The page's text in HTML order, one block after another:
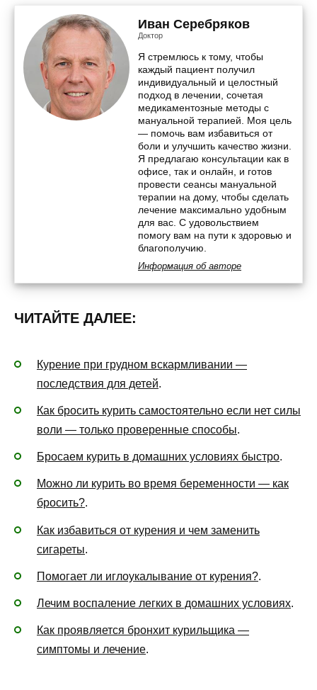
Иван Серебряков
Доктор
Я стремлюсь к тому, чтобы
каждый пациент получил
индивидуальный и целостный
подход в лечении, сочетая
медикаментозные методы с
мануальной терапией. Моя цель
— помочь вам избавиться от
боли и улучшить качество жизни.
Я предлагаю консультации как в
офисе, так и онлайн, и готов
провести сеансы мануальной
терапии на дому, чтобы сделать
лечение максимально удобным
для вас. С удовольствием
помогу вам на пути к здоровью и
благополучию.
Информация об авторе
ЧИТАЙТЕ ДАЛЕЕ:
Курение при грудном вскармливании —
последствия для детей.
Как бросить курить самостоятельно если нет силы
воли — только проверенные способы.
Бросаем курить в домашних условиях быстро.
Можно ли курить во время беременности — как
бросить?.
Как избавиться от курения и чем заменить
сигареты.
Помогает ли иглоукалывание от курения?.
Лечим воспаление легких в домашних условиях.
Как проявляется бронхит курильщика —
симптомы и лечение.